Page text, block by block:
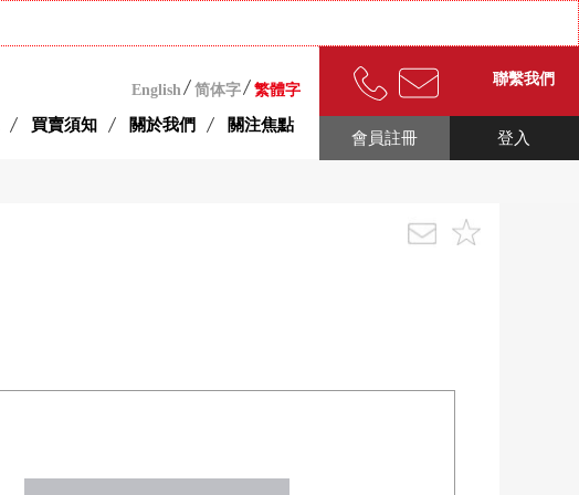
English 简体字 繁體字
買賣須知 關於我們 關注焦點
聯繫我們
登入
會員註冊